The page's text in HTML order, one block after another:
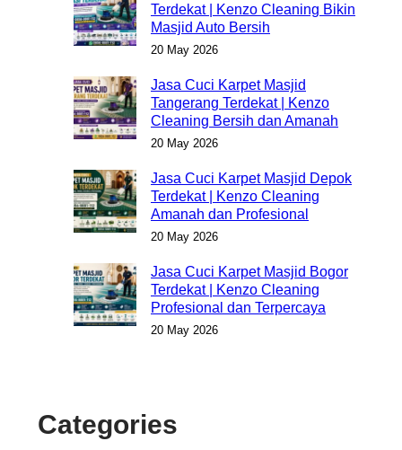
Terdekat | Kenzo Cleaning Bikin
Masjid Auto Bersih
20 May 2026
Jasa Cuci Karpet Masjid
Tangerang Terdekat | Kenzo
Cleaning Bersih dan Amanah
20 May 2026
Jasa Cuci Karpet Masjid Depok
Terdekat | Kenzo Cleaning
Amanah dan Profesional
20 May 2026
Jasa Cuci Karpet Masjid Bogor
Terdekat | Kenzo Cleaning
Profesional dan Terpercaya
20 May 2026
Categories